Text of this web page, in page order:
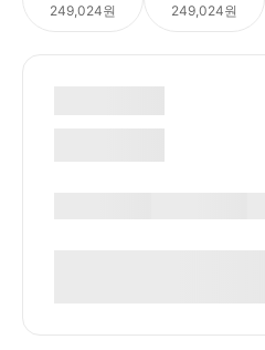
249,024원 249,024원